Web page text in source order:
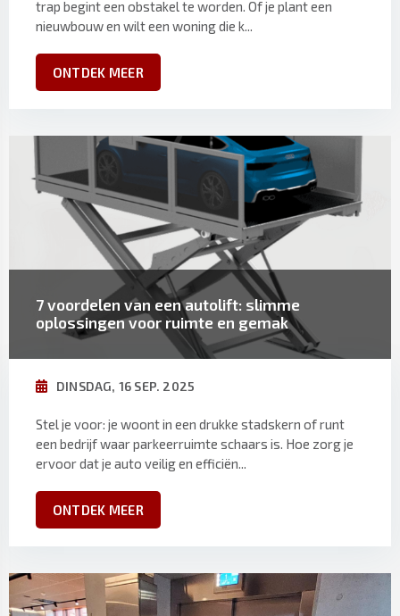
trap begint een obstakel te worden. Of je plant een
nieuwbouw en wilt een woning die k...
ONTDEK MEER
7 voordelen van een autolift: slimme
oplossingen voor ruimte en gemak
DINSDAG, 16 SEP. 2025
Stel je voor: je woont in een drukke stadskern of runt
een bedrijf waar parkeerruimte schaars is. Hoe zorg je
ervoor dat je auto veilig en efficiën...
ONTDEK MEER